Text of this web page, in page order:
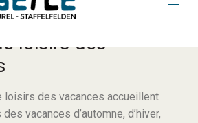
loisirs des
loisirs des vacances accueillent
vacances d’automne, d’hiver,